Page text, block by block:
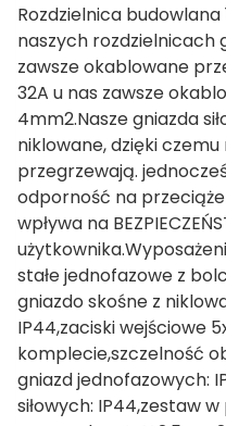
Rozdzielnica budowlana
naszych rozdzielnicach
zawsze okablowane
32A u nas zawsze
4mm2.Nasze gniazda
niklowane, dzięki
przegrzewają.
odporność na
wpływa na
stałe jednofazowe z
gniazdo skośne z
IP44,zaciski wejściowe
komplecie,szczelność
gniazd jednofazowych:
siłowych: IP44,zestaw